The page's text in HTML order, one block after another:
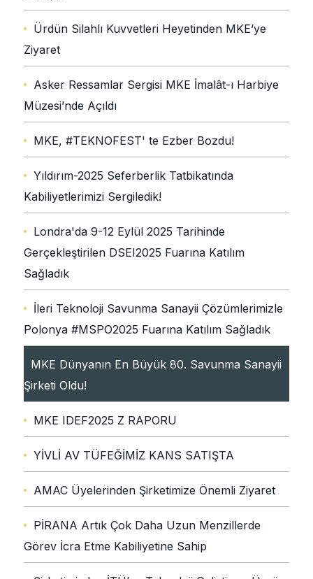
Ürdün Silahlı Kuvvetleri Heyetinden MKE’ye
Ziyaret
Asker Ressamlar Sergisi MKE İmalât-ı Harbiye
Müzesi’nde Açıldı
MKE, #TEKNOFEST' te Ezber Bozdu!
Yıldırım-2025 Seferberlik Tatbikatında
Kabiliyetlerimizi Sergiledik!
Londra'da 9-12 Eylül 2025 Tarihinde
Gerçekleştirilen DSEI2025 Fuarına Katılım
Sağladık
İleri Teknoloji Savunma Sanayii Çözümlerimizle
Polonya #MSPO2025 Fuarına Katılım Sağladık
MKE Dünyanın En Büyük 80. Savunma Sanayii
Şirketi Oldu!
MKE IDEF2025 Z RAPORU
YİVLİ AV TÜFEĞİMİZ KANS SATIŞTA
AMAC Üyelerinden Şirketimize Önemli Ziyaret
PİRANA Artık Çok Daha Uzun Menzillerde
Görev İcra Etme Kabiliyetine Sahip